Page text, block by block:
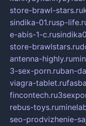
store-brawl-stars.ru
sindika-01.rusp-
e-abis-1-c.ru
store-brawlstars.ru
antenna-highly.ru
3-sex-porn.ruban-
viagra-tablet.ru
fincontech.ru
rebus-toys.ru
seo-prodvizhenie-